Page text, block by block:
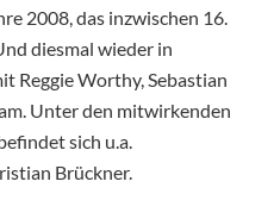
2008, das inzwischen 16.
diesmal wieder in
Reggie Worthy, Sebastian
Unter den mitwirkenden
sich u.a.
Brückner.